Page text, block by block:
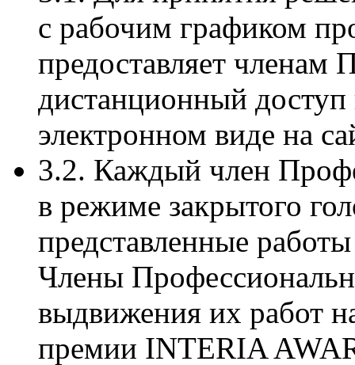
с рабочим графиком
предоставляет
дистанционный
электронном виде на
3.2. Каждый член
в режиме закрытого
представленные
Члены
выдвижения их работ
премии INTERIA